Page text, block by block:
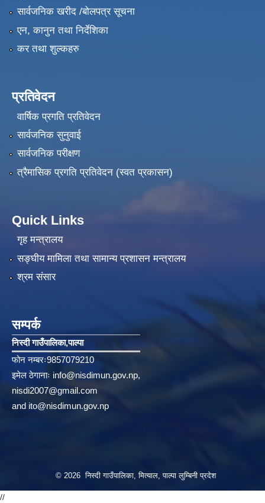
सार्वजनिक खरीद /बोलपत्र सूचना
एन, कानुन तथा निर्देशिका
कर तथा शुल्कहरु
प्रतिवेदन
वार्षिक प्रगति प्रतिवेदन
सार्वजनिक सुनुवाई
सार्वजनिक परीक्षण
त्रैमासिक प्रगति प्रतिवेदन (स्वत प्रकासन)
Quick Links
गृह मन्त्रालय
सङ्‍घीय मामिला तथा सामान्य प्रशासन मन्त्रालय
श्रम संसार
सम्पर्क
निस्दी गाउँपालिका‚पाल्पा
फोन नम्बरः9857079210
इमेल ठेगानाः info@nisdimun.gov.np,
nisdi2007@gmail.com
and ito@nisdimun.gov.np
© 2026 निस्दी गाउँपालिका, मित्याल, पाल्पा लुम्बिनी प्रदेश
//